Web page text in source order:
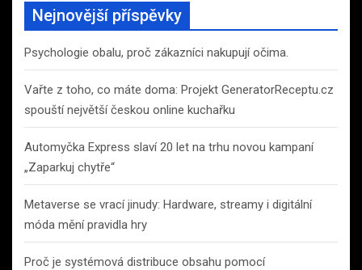
Nejnovější příspěvky
Psychologie obalu, proč zákazníci nakupují očima.
Vařte z toho, co máte doma: Projekt GeneratorReceptu.cz
spouští největší českou online kuchařku
Automyčka Express slaví 20 let na trhu novou kampaní
„Zaparkuj chytře“
Metaverse se vrací jinudy: Hardware, streamy i digitální
móda mění pravidla hry
Proč je systémová distribuce obsahu pomocí